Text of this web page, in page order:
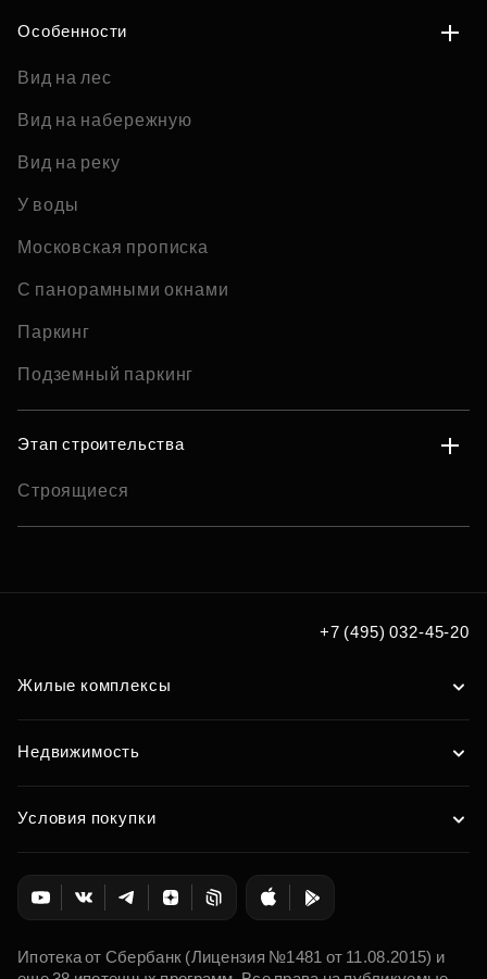
Особенности
Вид на лес
Вид на набережную
Вид на реку
У воды
Московская прописка
С панорамными окнами
Паркинг
Подземный паркинг
Этап строительства
Строящиеся
+7 (495) 032-45-20
Жилые комплексы
Недвижимость
Условия покупки
Ипотека от Сбербанк (Лицензия №1481 от 11.08.2015) и